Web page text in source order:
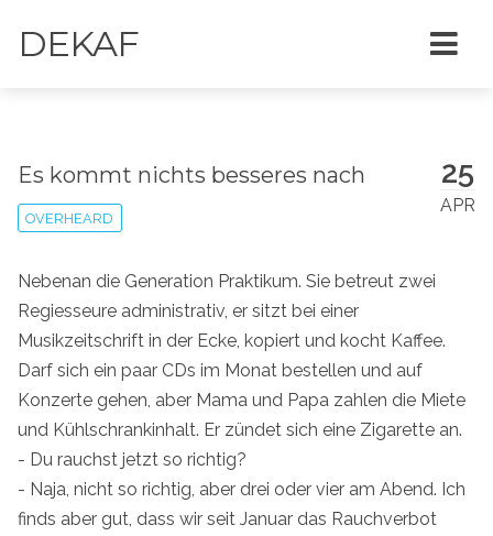
DEKAF
25
APR
Es kommt nichts besseres nach
OVERHEARD
Nebenan die Generation Praktikum. Sie betreut zwei
Regiesseure administrativ, er sitzt bei einer
Musikzeitschrift in der Ecke, kopiert und kocht Kaffee.
Darf sich ein paar CDs im Monat bestellen und auf
Konzerte gehen, aber Mama und Papa zahlen die Miete
und Kühlschrankinhalt. Er zündet sich eine Zigarette an.
- Du rauchst jetzt so richtig?
- Naja, nicht so richtig, aber drei oder vier am Abend. Ich
finds aber gut, dass wir seit Januar das Rauchverbot